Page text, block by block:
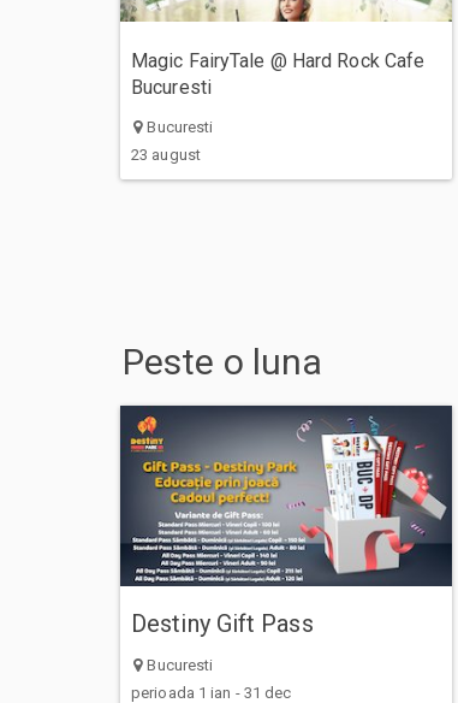
Magic FairyTale @ Hard Rock Cafe
Bucuresti
Bucuresti
23 august
Peste o luna
Destiny Gift Pass
Bucuresti
perioada 1 ian - 31 dec